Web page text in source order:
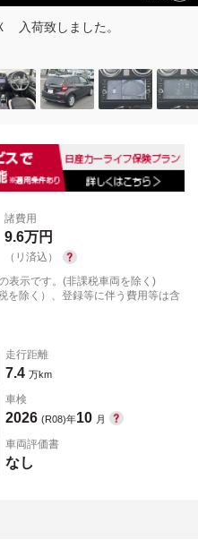
荷致しました。
諸費用
9.6万円
（リ済込）
表示です。(非課税車両を除く)
除く）、登録等に伴う費用等は含
走行距離
7.4 万km
車検
2026 (R08)年10 月
車両評価書
なし